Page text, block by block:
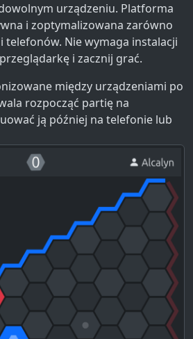
urządzeniu. Platforma
i zoptymalizowana zarówno
telefonów. Nie wymaga instalacji
i zacznij grać.
między urządzeniami po
rozpocząć partię na
ją później na telefonie lub